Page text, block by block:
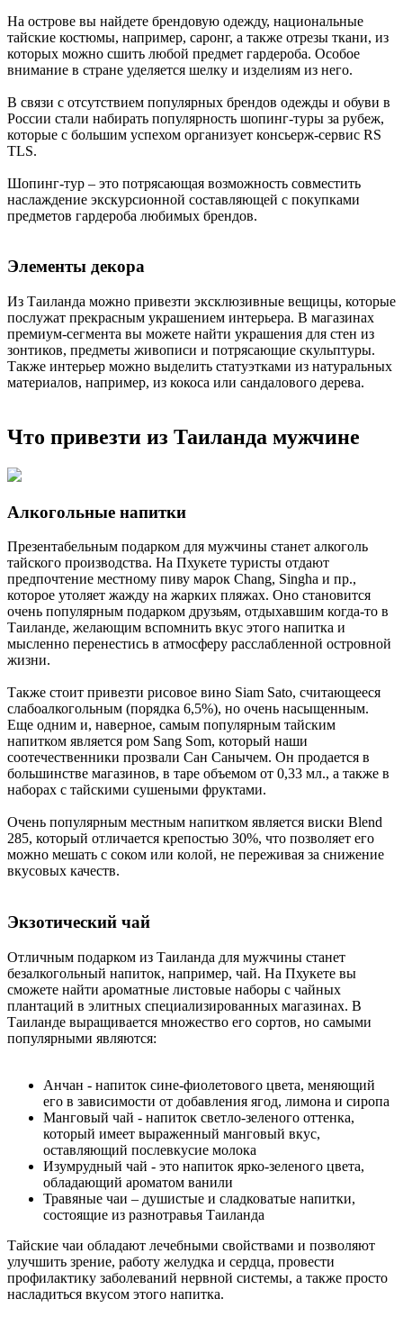
На острове вы найдете брендовую одежду, национальные
тайские костюмы, например, саронг, а также отрезы ткани, из
которых можно сшить любой предмет гардероба. Особое
внимание в стране уделяется шелку и изделиям из него.
В связи с отсутствием популярных брендов одежды и обуви в
России стали набирать популярность шопинг-туры за рубеж,
которые с большим успехом организует консьерж-сервис RS
TLS.
Шопинг-тур – это потрясающая возможность совместить
наслаждение экскурсионной составляющей с покупками
предметов гардероба любимых брендов.
Элементы декора
Из Таиланда можно привезти эксклюзивные вещицы, которые
послужат прекрасным украшением интерьера. В магазинах
премиум-сегмента вы можете найти украшения для стен из
зонтиков, предметы живописи и потрясающие скульптуры.
Также интерьер можно выделить статуэтками из натуральных
материалов, например, из кокоса или сандалового дерева.
Что привезти из Таиланда мужчине
Алкогольные напитки
Презентабельным подарком для мужчины станет алкоголь
тайского производства. На Пхукете туристы отдают
предпочтение местному пиву марок Chang, Singha и пр.,
которое утоляет жажду на жарких пляжах. Оно становится
очень популярным подарком друзьям, отдыхавшим когда-то в
Таиланде, желающим вспомнить вкус этого напитка и
мысленно перенестись в атмосферу расслабленной островной
жизни.
Также стоит привезти рисовое вино Siam Sato, считающееся
слабоалкогольным (порядка 6,5%), но очень насыщенным.
Еще одним и, наверное, самым популярным тайским
напитком является ром Sang Som, который наши
соотечественники прозвали Сан Санычем. Он продается в
большинстве магазинов, в таре объемом от 0,33 мл., а также в
наборах с тайскими сушеными фруктами.
Очень популярным местным напитком является виски Blend
285, который отличается крепостью 30%, что позволяет его
можно мешать с соком или колой, не переживая за снижение
вкусовых качеств.
Экзотический чай
Отличным подарком из Таиланда для мужчины станет
безалкогольный напиток, например, чай. На Пхукете вы
сможете найти ароматные листовые наборы с чайных
плантаций в элитных специализированных магазинах. В
Таиланде выращивается множество его сортов, но самыми
популярными являются:
Анчан - напиток сине-фиолетового цвета, меняющий
его в зависимости от добавления ягод, лимона и сиропа
Манговый чай - напиток светло-зеленого оттенка,
который имеет выраженный манговый вкус,
оставляющий послевкусие молока
Изумрудный чай - это напиток ярко-зеленого цвета,
обладающий ароматом ванили
Травяные чаи – душистые и сладковатые напитки,
состоящие из разнотравья Таиланда
Тайские чаи обладают лечебными свойствами и позволяют
улучшить зрение, работу желудка и сердца, провести
профилактику заболеваний нервной системы, а также просто
насладиться вкусом этого напитка.